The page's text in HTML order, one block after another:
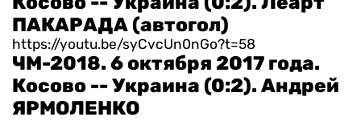
ПАКАРАДА (автогол)
https://youtu.be/syCvcUn0nGo?t=58
ЧМ-2018. 6 октября 2017 года.
Косово -- Украина (0:2). Андрей
ЯРМОЛЕНКО